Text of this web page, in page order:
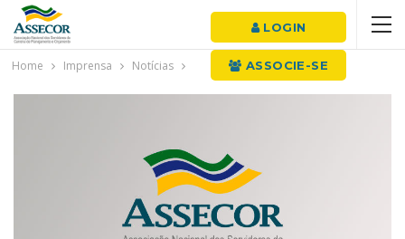
LOGIN
ASSOCIE-SE
Home Imprensa Notícias